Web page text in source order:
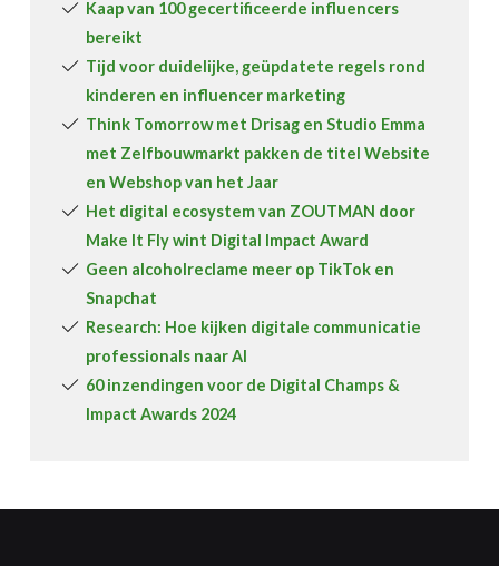
Kaap van 100 gecertificeerde influencers
bereikt
Tijd voor duidelijke, geüpdatete regels rond
kinderen en influencer marketing
Think Tomorrow met Drisag en Studio Emma
met Zelfbouwmarkt pakken de titel Website
en Webshop van het Jaar
Het digital ecosystem van ZOUTMAN door
Make It Fly wint Digital Impact Award
Geen alcoholreclame meer op TikTok en
Snapchat
Research: Hoe kijken digitale communicatie
professionals naar AI
60 inzendingen voor de Digital Champs &
Impact Awards 2024